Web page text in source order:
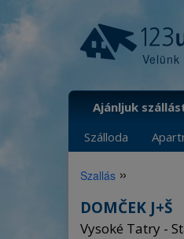
Ajánljuk
Szálloda
Szallás »
DOMČEK J+Š
Vysoké Tatry -